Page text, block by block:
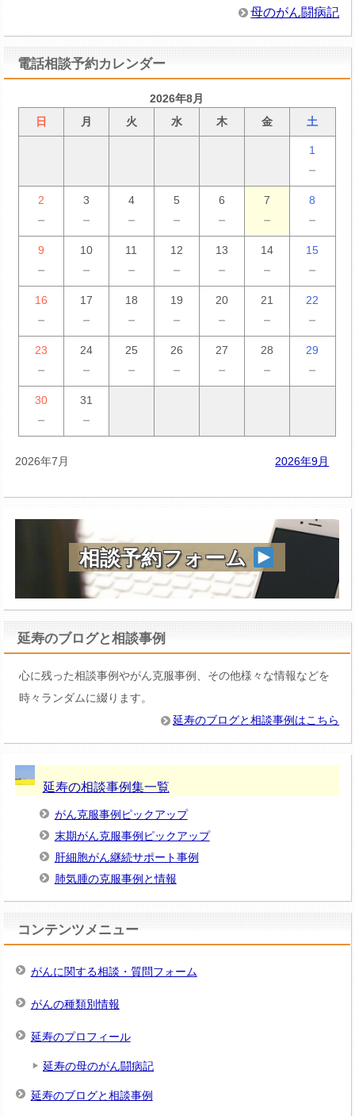
母のがん闘病記
電話相談予約カレンダー
2026年8月
日
月 火 水 木 金 土
1
－
2
－
3
－
4
－
5
－
6
－
7
－
8
－
9
－
10
－
11
－
12
－
13
－
14
－
15
－
16
－
17
－
18
－
19
－
20
－
21
－
22
－
23
－
24
－
25
－
26
－
27
－
28
－
29
－
30
－
31
－
2026年7月 2026年9月
相談予約フォーム
延寿のブログと相談事例
心に残った相談事例やがん克服事例、その他様々な情報などを
時々ランダムに綴ります。
延寿のブログと相談事例はこちら
延寿の相談事例集一覧
がん克服事例ピックアップ
末期がん克服事例ピックアップ
肝細胞がん継続サポート事例
肺気腫の克服事例と情報
コンテンツメニュー
がんに関する相談・質問フォーム
がんの種類別情報
延寿のプロフィール
延寿の母のがん闘病記
延寿のブログと相談事例